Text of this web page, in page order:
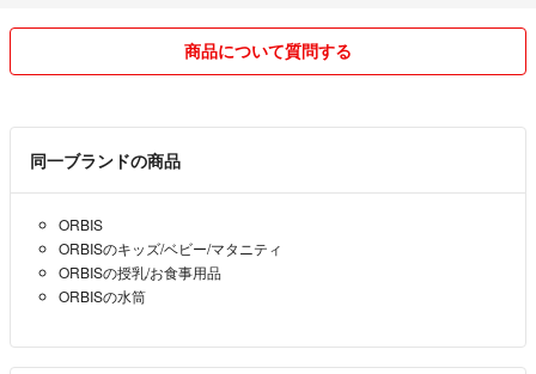
■普通郵便は補償のない発送です。
配送事故になる可能性がありますので、発送方法については自己責任で
配送事故による未着の場合のキャンセルはお受けできません。（以前そ
のように言われた方がいて困りました。）
不安な方はラクマパック等補償付きの発送方法へご変更下さい。
■基本的にご購入の当日〜翌々日には発送しておりますが、土日祝日の
発送に関しましてはポスト投函可能なお品物のみとなりますのでご了承
くださいませ。
せせず、何度か普通評価をいただいてしまいました。）
商品について質問する
同一ブランドの商品
ORBIS
ORBISのキッズ/ベビー/マタニティ
ORBISの授乳/お食事用品
ORBISの水筒